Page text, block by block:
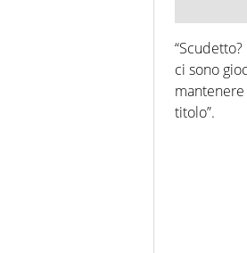
ci sono
titolo”.